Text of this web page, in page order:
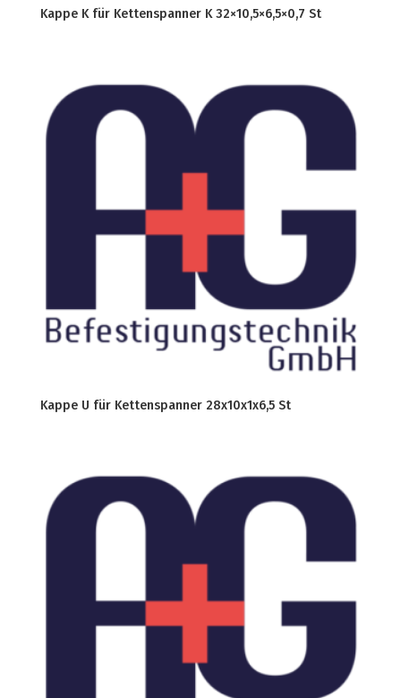
Kappe K für Kettenspanner K 32×10,5×6,5×0,7 St
Kappe U für Kettenspanner 28x10x1x6,5 St